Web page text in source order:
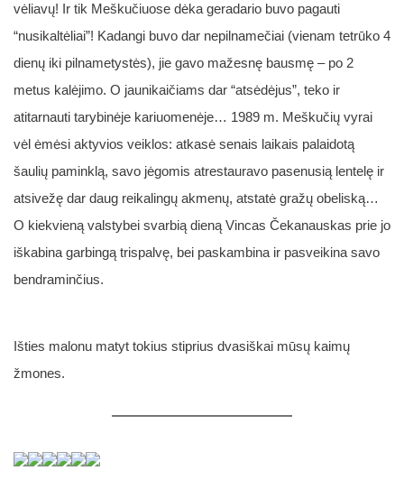
vėliavų! Ir tik Meškučiuose dėka geradario buvo pagauti
“nusikaltėliai”! Kadangi buvo dar nepilnamečiai (vienam tetrūko 4
dienų iki pilnametystės), jie gavo mažesnę bausmę – po 2
metus kalėjimo. O jaunikaičiams dar “atsėdėjus”, teko ir
atitarnauti tarybinėje kariuomenėje… 1989 m. Meškučių vyrai
vėl ėmėsi aktyvios veiklos: atkasė senais laikais palaidotą
šaulių paminklą, savo jėgomis atrestauravo pasenusią lentelę ir
atsivežę dar daug reikalingų akmenų, atstatė gražų obeliską…
O kiekvieną valstybei svarbią dieną Vincas Čekanauskas prie jo
iškabina garbingą trispalvę, bei paskambina ir pasveikina savo
bendraminčius.
Išties malonu matyt tokius stiprius dvasiškai mūsų kaimų
žmones.